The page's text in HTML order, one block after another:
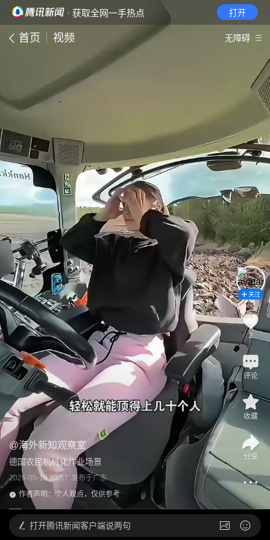
· 获取全网一手热点 打开
首页 视频 无障碍
@海外新知观察室
德国农民机械化作业场景
2026-05-19 23:57 发布于广东
作者声明：个人观点，仅供参考
关注
2
评论
收藏
分享
打开腾讯新闻客户端说两句